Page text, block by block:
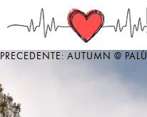
PRECEDENTE: AUTUMN @ PALÙ